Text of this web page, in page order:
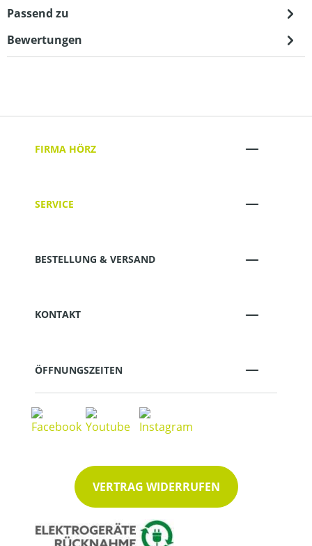
Passend zu
Bewertungen
FIRMA HÖRZ
SERVICE
BESTELLUNG & VERSAND
KONTAKT
ÖFFNUNGSZEITEN
VERTRAG WIDERRUFEN